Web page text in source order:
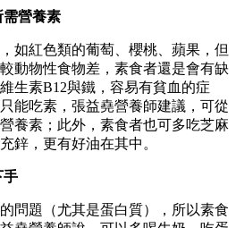
需營養素
如紅色類的葡萄、櫻桃、蘋果，但
動物性食物差，素食者還是會有缺
生素B12與鐵，容易有貧血的症
能吃素，張益堯營養師建議，可從
養素；此外，素食者也可多吃芝麻
鋅，更有好油在其中。
手
問題（尤其是蛋白質），所以素食